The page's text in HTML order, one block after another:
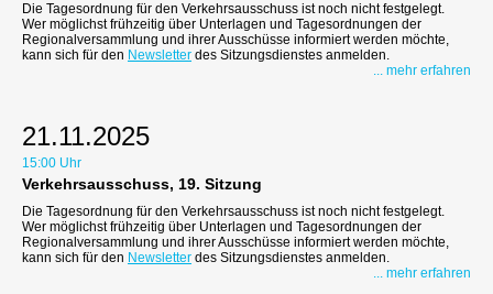
Die Tagesordnung für den Verkehrsausschuss ist noch nicht festgelegt.
Wer möglichst frühzeitig über Unterlagen und Tagesordnungen der
Regionalversammlung und ihrer Ausschüsse informiert werden möchte,
kann sich für den Newsletter des Sitzungsdienstes anmelden.
... mehr erfahren
21.11.2025
15:00 Uhr
Verkehrsausschuss, 19. Sitzung
Die Tagesordnung für den Verkehrsausschuss ist noch nicht festgelegt.
Wer möglichst frühzeitig über Unterlagen und Tagesordnungen der
Regionalversammlung und ihrer Ausschüsse informiert werden möchte,
kann sich für den Newsletter des Sitzungsdienstes anmelden.
... mehr erfahren